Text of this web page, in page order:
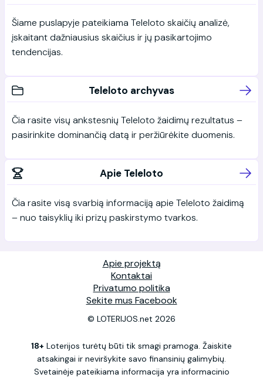
Šiame puslapyje pateikiama Teleloto skaičių analizė,
įskaitant dažniausius skaičius ir jų pasikartojimo
tendencijas.
Teleloto archyvas
Čia rasite visų ankstesnių Teleloto žaidimų rezultatus –
pasirinkite dominančią datą ir peržiūrėkite duomenis.
Apie Teleloto
Čia rasite visą svarbią informaciją apie Teleloto žaidimą
– nuo taisyklių iki prizų paskirstymo tvarkos.
Apie projektą
Kontaktai
Privatumo politika
Sekite mus Facebook
© LOTERIJOS.net 2026
18+ Loterijos turėtų būti tik smagi pramoga. Žaiskite
atsakingai ir neviršykite savo finansinių galimybių.
Svetainėje pateikiama informacija yra informacinio